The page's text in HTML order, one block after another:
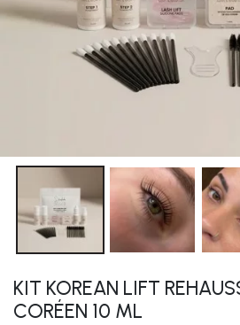
KIT KOREAN LIFT
CORÉEN 10 ML